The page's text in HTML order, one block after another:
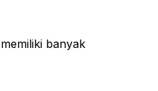
banyak